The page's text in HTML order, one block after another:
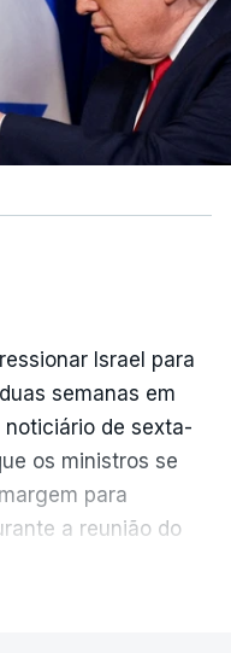
Israel para
semanas em
noticiário de sexta-
os ministros se
para
a reunião do